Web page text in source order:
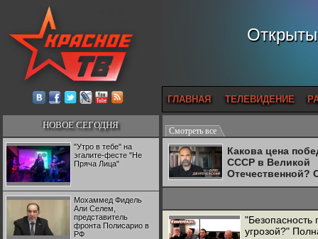
ГЛАВНАЯ ТЕЛЕВИДЕНИЕ
НОВОЕ СЕГОДНЯ
"Утро в тебе" на
эгалите-фесте "Не
Пряча Лица"
Мохаммед Фидель
Али Селем,
представитель
фронта Полисарио в
РФ
Смотреть все
Какова цена
СССР в Великой
Отечественной?
Двуреченский о
"Безопасность
угрозой?"